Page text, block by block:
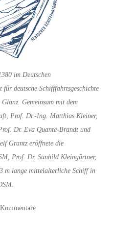
im Deutschen
deutsche Schifffahrtsgeschichte
Gemeinsam mit dem
Prof. Dr.-Ing. Matthias Kleiner,
Dr. Eva Quante-Brandt und
Grantz eröffnete die
Prof. Dr. Sunhild Kleingärtner,
m lange mittelalterliche Schiff in